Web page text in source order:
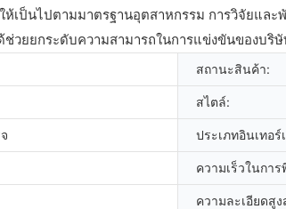
ป็นไปตามมาตรฐานอุตสาหกรรม การวิจัยแล
วยยกระดับความสามารถในการแข่งขันของบริ
สถานะสินค้า:
สไตล์:
ประเภทอินเทอร์
ความเร็วในกา
ความละเอียดสูง